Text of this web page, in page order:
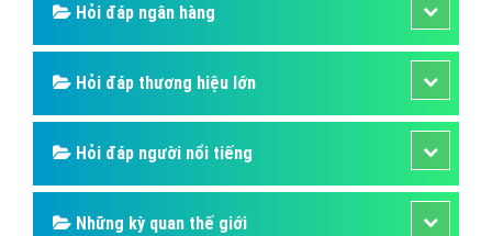
Hỏi đáp ngân hàng
Hỏi đáp thương hiệu lớn
Hỏi đáp người nổi tiếng
Những kỳ quan thế giới